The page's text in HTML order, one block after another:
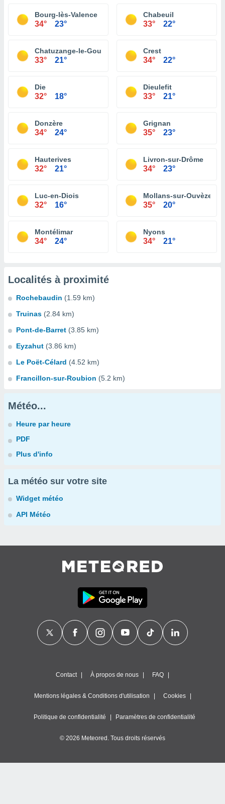
Bourg-lès-Valence
34° 23°
Chabeuil
33° 22°
Chatuzange-le-Goubet
33° 21°
Crest
34° 22°
Die
32° 18°
Dieulefit
33° 21°
Donzère
34° 24°
Grignan
35° 23°
Hauterives
32° 21°
Livron-sur-Drôme
34° 23°
Luc-en-Diois
32° 16°
Mollans-sur-Ouvèze
35° 20°
Montélimar
34° 24°
Nyons
34° 21°
Localités à proximité
Rochebaudin (1.59 km)
Truinas (2.84 km)
Pont-de-Barret (3.85 km)
Eyzahut (3.86 km)
Le Poët-Célard (4.52 km)
Francillon-sur-Roubion (5.2 km)
Météo...
Heure par heure
PDF
Plus d'info
La météo sur votre site
Widget météo
API Météo
Contact À propos de nous FAQ
Mentions légales & Conditions d'utilisation Cookies
Politique de confidentialité Paramètres de confidentialité
© 2026 Meteored. Tous droits réservés